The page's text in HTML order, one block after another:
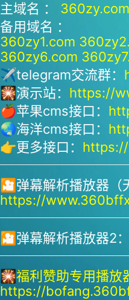
主域名 ： 360zy.com
备用域名 ：
360zy1.com
360zy6.com
✈telegram交流群：
🎇演示站： https://
🍎苹果cms接口：
🌏海洋cms接口：
👉更多接口：
🎦弹幕解析播放器（
https://
🎦弹幕解析播放器2：
🎇福利赞助专用播放
https://